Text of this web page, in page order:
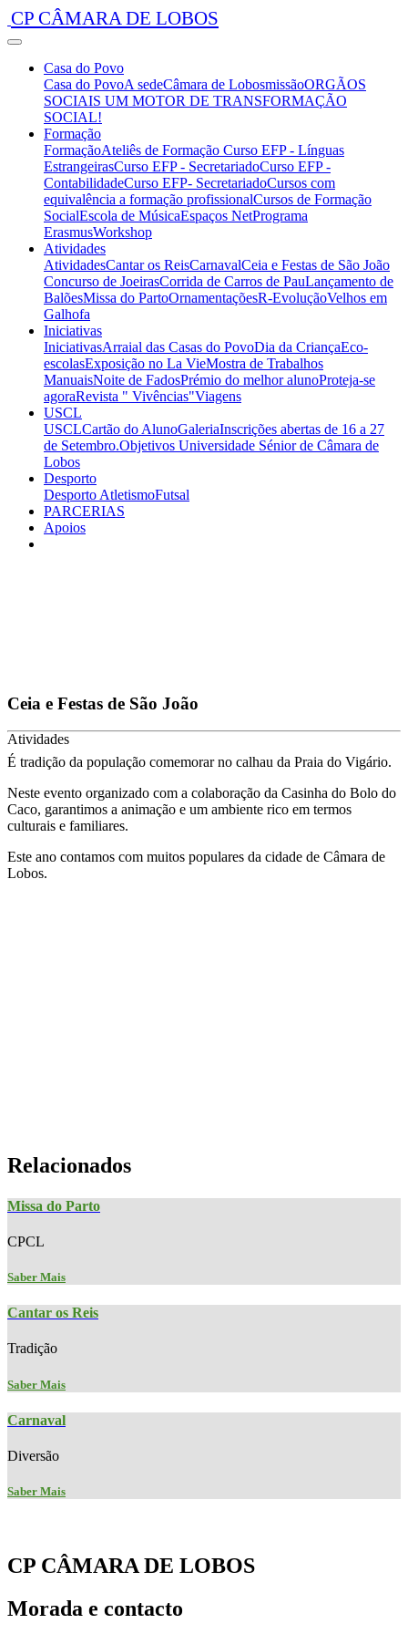
CP CÂMARA DE LOBOS
Casa do Povo
Casa do PovoA sedeCâmara de LobosmissãoORGÃOS
SOCIAIS UM MOTOR DE TRANSFORMAÇÃO
SOCIAL!
Formação
FormaçãoAteliês de Formação Curso EFP - Línguas
EstrangeirasCurso EFP - SecretariadoCurso EFP -
ContabilidadeCurso EFP- SecretariadoCursos com
equivalência a formação profissionalCursos de Formação
SocialEscola de MúsicaEspaços NetPrograma
ErasmusWorkshop
Atividades
AtividadesCantar os ReisCarnavalCeia e Festas de São João
Concurso de JoeirasCorrida de Carros de PauLançamento de
BalõesMissa do PartoOrnamentaçõesR-EvoluçãoVelhos em
Galhofa
Iniciativas
IniciativasArraial das Casas do PovoDia da CriançaEco-
escolasExposição no La VieMostra de Trabalhos
ManuaisNoite de FadosPrémio do melhor alunoProteja-se
agoraRevista " Vivências"Viagens
USCL
USCLCartão do AlunoGaleriaInscrições abertas de 16 a 27
de Setembro.Objetivos Universidade Sénior de Câmara de
Lobos
Desporto
Desporto AtletismoFutsal
PARCERIAS
Apoios
Ceia e Festas de São João
Atividades
É tradição da população comemorar no calhau da Praia do Vigário.
Neste evento organizado com a colaboração da Casinha do Bolo do
Caco, garantimos a animação e um ambiente rico em termos
culturais e familiares.
Este ano contamos com muitos populares da cidade de Câmara de
Lobos.
Relacionados
Missa do Parto
CPCL
Saber Mais
Cantar os Reis
Tradição
Saber Mais
Carnaval
Diversão
Saber Mais
CP CÂMARA DE LOBOS
Morada e contacto